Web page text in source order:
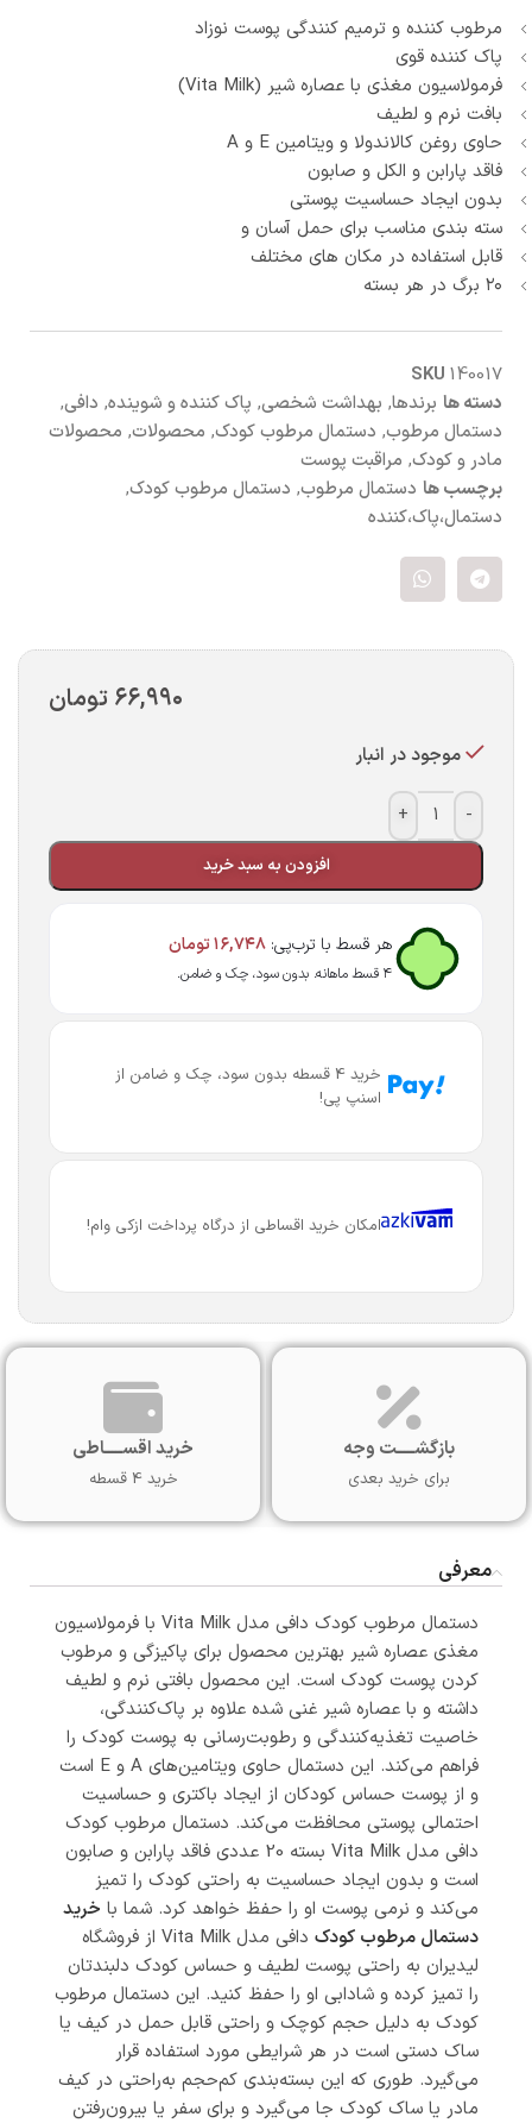
مرطوب کننده و ترمیم کنندگی پوست نوزاد
پاک کننده قوی
فرمولاسیون مغذی با عصاره شیر (Vita Milk)
بافت نرم و لطیف
حاوی روغن کالاندولا و ویتامین E و A
فاقد پارابن و الکل و صابون
بدون ایجاد حساسیت پوستی
سته بندی مناسب برای حمل آسان و
قابل استفاده در مکان های مختلف
۲۰ برگ در هر بسته
SKU 140017
دسته ها برندها, بهداشت شخصی, پاک کننده و شوینده, دافی,
دستمال مرطوب, دستمال مرطوب کودک, محصولات, محصولات
مادر و کودک, مراقبت پوست
برچسب ها دستمال مرطوب, دستمال مرطوب کودک,
دستمال،پاک،کننده
۶۶,۹۹۰ تومان
موجود در انبار
-
+
افزودن به سبد خرید
هر قسط با ترب‌پی: ۱۶,۷۴۸تومان
۴ قسط ماهانه. بدون سود، چک و ضامن.
خرید 4 قسطه بدون سود، چک و ضامن از
اسنپ پی!
امکان خرید اقساطی از درگاه پرداخت ازکی وام!
بازگشـــــت وجه
برای خرید بعدی
خرید اقســـــاطی
خرید 4 قسطه
معرفی
دستمال مرطوب کودک دافی مدل Vita Milk با فرمولاسیون
مغذی عصاره شیر بهترین محصول برای پاکیزگی و مرطوب
کردن پوست کودک است. این محصول بافتی نرم و لطیف
داشته و با عصاره شیر غنی‌ شده علاوه بر پاک‌کنندگی،
خاصیت تغذیه‌کنندگی و رطوبت‌رسانی به پوست کودک را
فراهم می‌کند. این دستمال حاوی ویتامین‌های A و E است
و از پوست حساس کودکان از ایجاد باکتری و حساسیت
احتمالی پوستی محافظت می‌کند. دستمال مرطوب کودک
دافی مدل Vita Milk بسته 20 عددی فاقد پارابن و صابون
است و بدون ایجاد حساسیت به راحتی کودک را تمیز
می‌کند و نرمی پوست او را حفظ خواهد کرد. شما با خرید
دستمال مرطوب کودک
دافی مدل Vita Milk از فروشگاه
لیدیران به راحتی پوست لطیف و حساس کودک دلبندتان
را تمیز کرده و شادابی او را حفظ کنید. این دستمال مرطوب
کودک به دلیل حجم کوچک و راحتی قابل حمل در کیف یا
ساک دستی است در هر شرایطی مورد استفاده قرار
می‌گیرد. طوری که این بسته‌بندی کم‌حجم به‌راحتی در کیف
مادر یا ساک کودک جا می‌گیرد و برای سفر یا بیرون‌رفتن